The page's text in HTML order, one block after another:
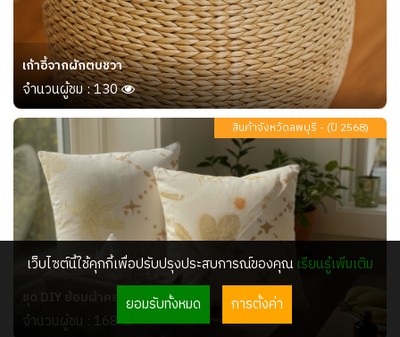
เก้าอี้จากผักตบชวา
จำนวนผู้ชม : 130
สินค้าจังหวัดลพบุรี - (ปี 2568)
ชุด DIY ย้อมผ้าคลุมไหล่สีธรรมชาติ
จำนวนผู้ชม : 168
เว็บไซต์นี้ใช้คุกกี้เพื่อปรับปรุงประสบการณ์ของคุณ เรียนรู้เพิ่มเติม
ยอมรับทั้งหมด
การตั้งค่า